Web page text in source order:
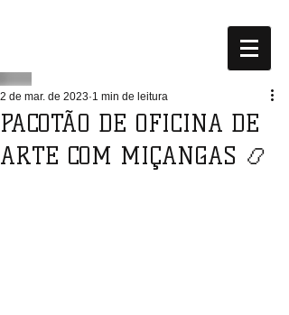
PACOTÃO DE OFICINA DE
ARTE COM MIÇANGAS 📿
2 de mar. de 2023 1 min de leitura